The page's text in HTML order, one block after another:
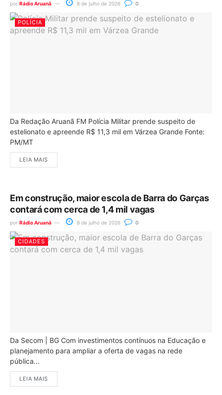
por Rádio Aruanã 8 de julho de 2026 0
POLÍCIA
Da Redação Aruanã FM Polícia Militar prende suspeito de
estelionato e apreende R$ 11,3 mil em Várzea Grande Fonte:
PM/MT
LEIA MAIS
Em construção, maior escola de Barra do Garças
contará com cerca de 1,4 mil vagas
por Rádio Aruanã 8 de julho de 2026 0
CIDADES
Da Secom | BG Com investimentos contínuos na Educação e
planejamento para ampliar a oferta de vagas na rede
pública...
LEIA MAIS